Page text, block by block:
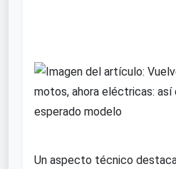
Un aspecto técnico